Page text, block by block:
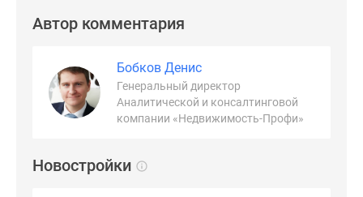
Автор комментария
Бобков Денис
Генеральный директор
Аналитической и консалтинговой
компании «Недвижимость-Профи»
Новостройки